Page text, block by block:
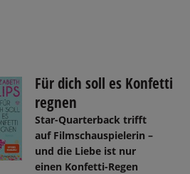
Für dich soll es Konfetti
regnen
Star-Quarterback trifft
auf Filmschauspielerin –
und die Liebe ist nur
einen Konfetti-Regen